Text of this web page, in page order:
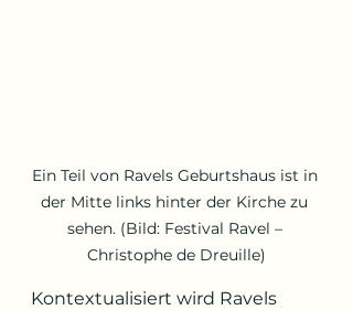
Ein Teil von Ravels Geburtshaus ist in
der Mitte links hinter der Kirche zu
sehen. (Bild: Festival Ravel –
Christophe de Dreuille)
Kontextualisiert wird Ravels